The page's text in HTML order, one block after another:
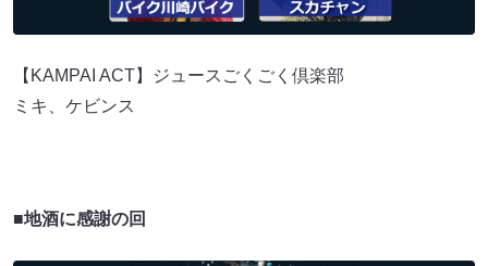
【KAMPAI ACT】ジュースごくごく倶楽部
ミキ、ケビンス
■地酒に感謝の回